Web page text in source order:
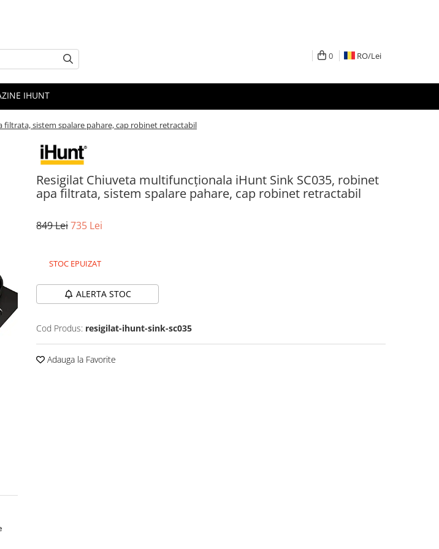
0 RO/Lei
IHUNT
filtrata, sistem spalare pahare, cap robinet retractabil
Resigilat Chiuveta multifuncționala iHunt Sink SC035, robinet
apa filtrata, sistem spalare pahare, cap robinet retractabil
849 Lei735 Lei
STOC EPUIZAT
ALERTA STOC
Cod Produs: resigilat-ihunt-sink-sc035
Adauga la Favorite